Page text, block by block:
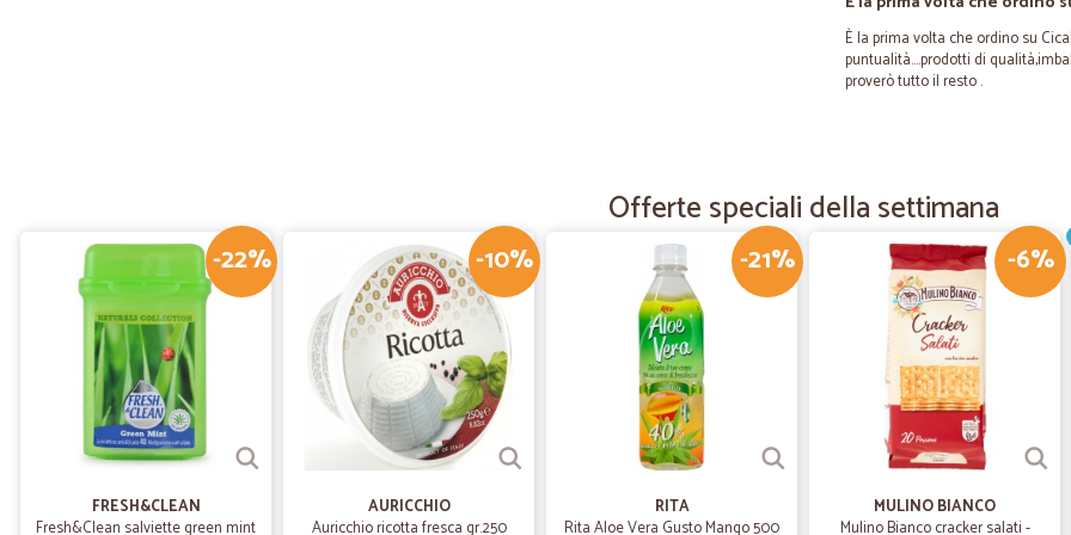
È la prima volta che ordino su
puntualità....prodotti di
proverò tutto il resto .
Ottima esperienza
Celerità e cura nel pacco.
—
Feedback indubbiamente
Sono veramente soddisfatto di
nonché della cortesia del
futuro, vari ordini, tutti
positivo.
—Mauro G.
Offerte speciali della settimana
-22%
FRESH&CLEAN
Fresh&Clean salviette green mint
-10%
AURICCHIO
Auricchio ricotta fresca gr.250
-21%
RITA
Rita Aloe Vera Gusto Mango 500
-6%
MULINO BIANCO
Mulino Bianco cracker salati -